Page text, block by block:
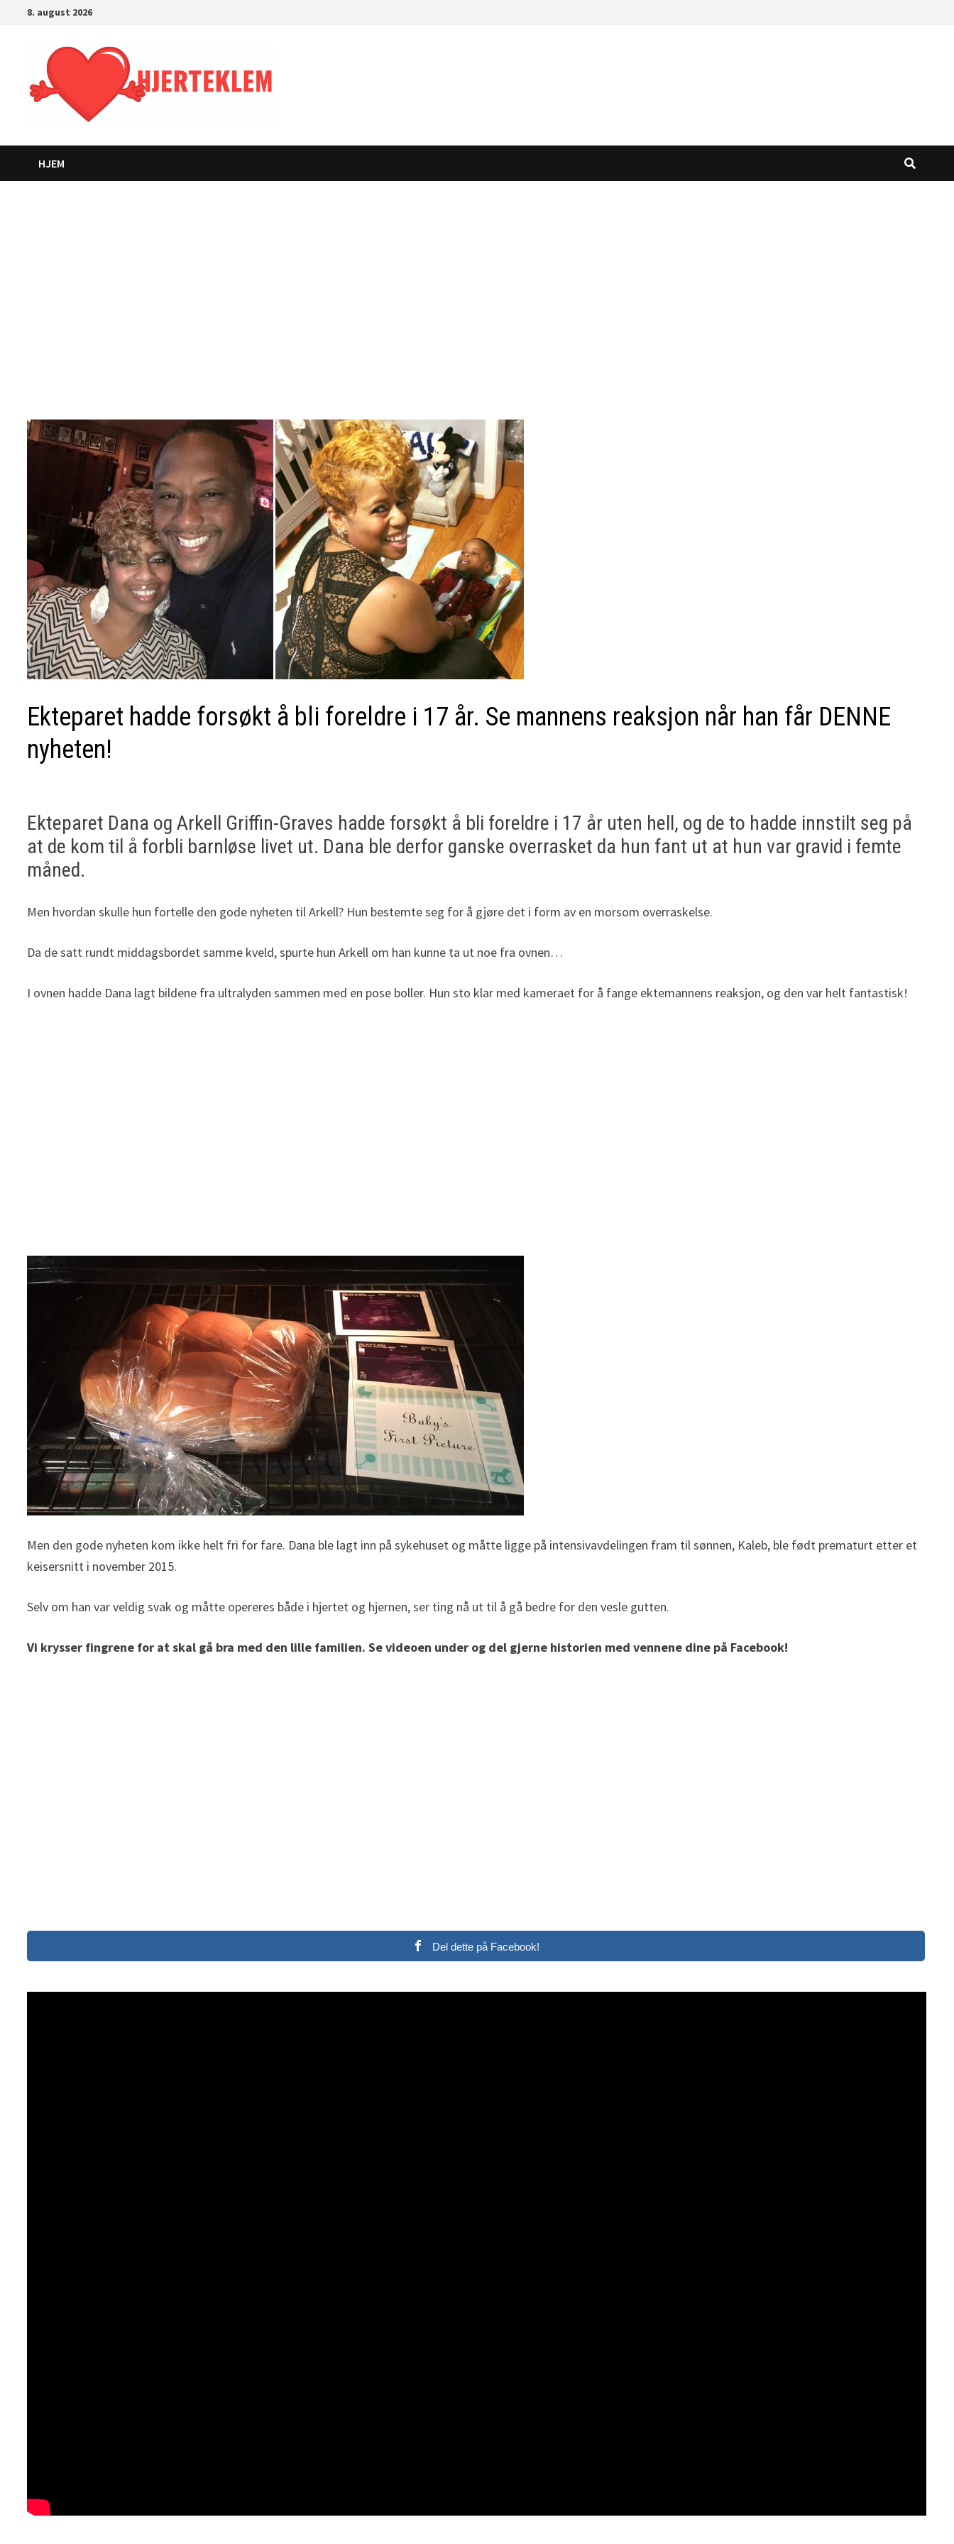
8. august 2026
HJEM
Ekteparet hadde forsøkt å bli foreldre i 17 år. Se mannens reaksjon når han får DENNE
nyheten!
Ekteparet Dana og Arkell Griffin-Graves hadde forsøkt å bli foreldre i 17 år uten hell, og de to hadde innstilt seg på
at de kom til å forbli barnløse livet ut. Dana ble derfor ganske overrasket da hun fant ut at hun var gravid i femte
måned.
Men hvordan skulle hun fortelle den gode nyheten til Arkell? Hun bestemte seg for å gjøre det i form av en morsom overraskelse.
Da de satt rundt middagsbordet samme kveld, spurte hun Arkell om han kunne ta ut noe fra ovnen…
I ovnen hadde Dana lagt bildene fra ultralyden sammen med en pose boller. Hun sto klar med kameraet for å fange ektemannens reaksjon, og den var helt fantastisk!
Men den gode nyheten kom ikke helt fri for fare. Dana ble lagt inn på sykehuset og måtte ligge på intensivavdelingen fram til sønnen, Kaleb, ble født prematurt etter et
keisersnitt i november 2015.
Selv om han var veldig svak og måtte opereres både i hjertet og hjernen, ser ting nå ut til å gå bedre for den vesle gutten.
Vi krysser fingrene for at skal gå bra med den lille familien. Se videoen under og del gjerne historien med vennene dine på Facebook!
Del dette på Facebook!